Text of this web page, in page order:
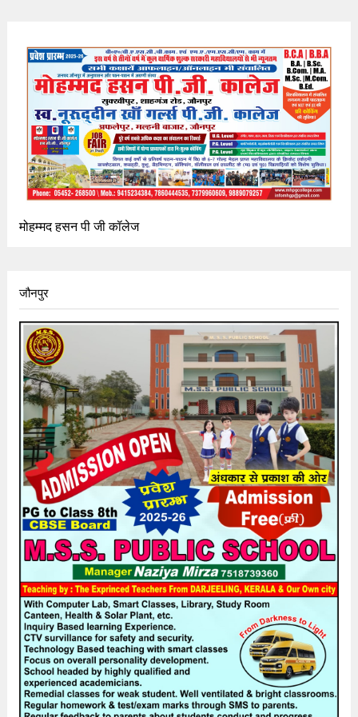
मोहम्मद हसन पी जी कॉलेज
जौनपुर